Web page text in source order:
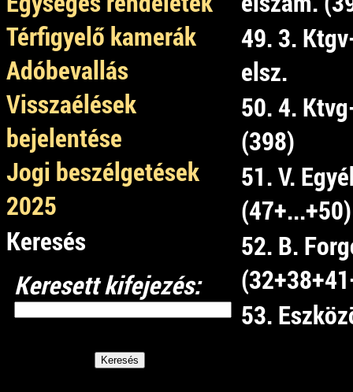
Térfigyelő kamerák
Adóbevallás
Visszaélések
bejelentése
Jogi beszélgetések
2025
Keresés
Keresett kifejezés:
49. 3.
elsz.
50. 4.
(398)
51. V.
(47+...+50)
52. B.
53.